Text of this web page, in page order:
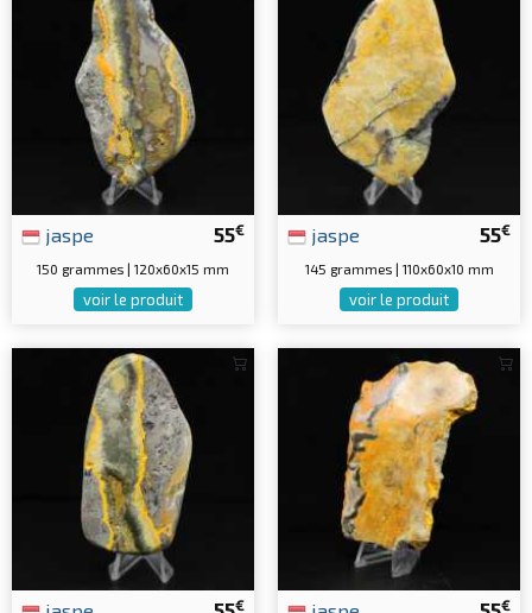
55€
jaspe
150 grammes | 120x60x15 mm
voir le produit
55€
jaspe
145 grammes | 110x60x10 mm
voir le produit
€ €